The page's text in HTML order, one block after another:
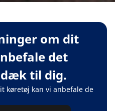
om dit
det
til dig.
køretøj kan vi anbefale de